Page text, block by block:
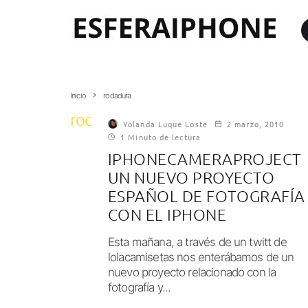
Inicio rodadura
rodaduraYolanda Luque Loste
2 marzo, 2010
1 Minuto de lectura
IPHONECAMERAPROJECT
UN NUEVO PROYECTO
ESPAÑOL DE FOTOGRAFÍA
CON EL IPHONE
Esta mañana, a través de un twitt de
lolacamisetas nos enterábamos de un
nuevo proyecto relacionado con la
fotografía y...